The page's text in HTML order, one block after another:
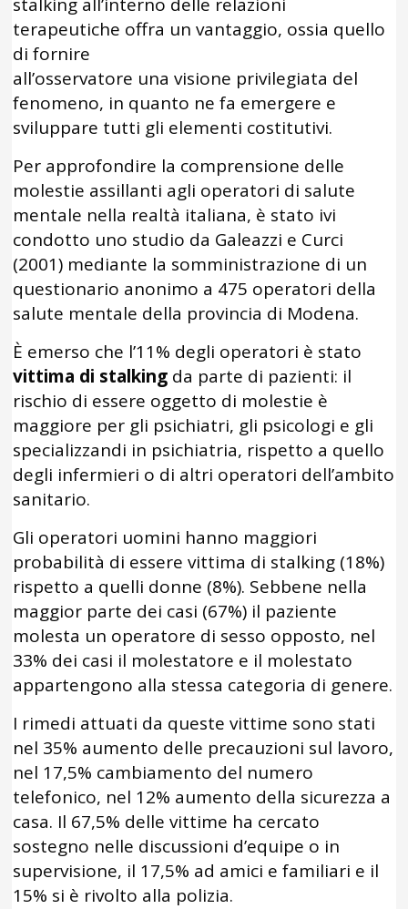
terapeutiche offra un vantaggio, ossia quello
di fornire
all’osservatore una visione privilegiata del
fenomeno, in quanto ne fa emergere e
sviluppare tutti gli elementi costitutivi.
Per approfondire la comprensione delle
molestie assillanti agli operatori di salute
mentale nella realtà italiana, è stato ivi
condotto uno studio da Galeazzi e Curci
(2001) mediante la somministrazione di un
questionario anonimo a 475 operatori della
salute mentale della provincia di Modena.
È emerso che l’11% degli operatori è stato
vittima di stalking da parte di pazienti: il
rischio di essere oggetto di molestie è
maggiore per gli psichiatri, gli psicologi e gli
specializzandi in psichiatria, rispetto a quello
degli infermieri o di altri operatori dell’ambito
sanitario.
Gli operatori uomini hanno maggiori
probabilità di essere vittima di stalking (18%)
rispetto a quelli donne (8%). Sebbene nella
maggior parte dei casi (67%) il paziente
molesta un operatore di sesso opposto, nel
33% dei casi il molestatore e il molestato
appartengono alla stessa categoria di genere.
I rimedi attuati da queste vittime sono stati
nel 35% aumento delle precauzioni sul lavoro,
nel 17,5% cambiamento del numero
telefonico, nel 12% aumento della sicurezza a
casa. Il 67,5% delle vittime ha cercato
sostegno nelle discussioni d’equipe o in
supervisione, il 17,5% ad amici e familiari e il
15% si è rivolto alla polizia.